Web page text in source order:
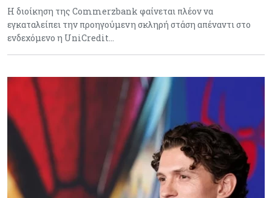
H διοίκηση της Commerzbank φαίνεται πλέον να
εγκαταλείπει την προηγούμενη σκληρή στάση απέναντι στο
ενδεχόμενο η UniCredit…